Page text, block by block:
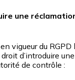
une
vigueur du
d’introduire
de contrôle :